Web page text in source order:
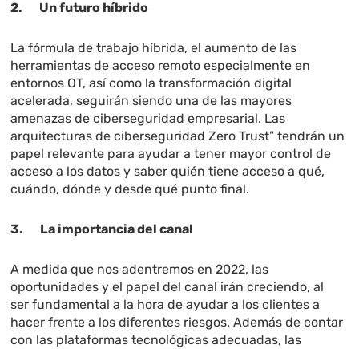
2. Un futuro híbrido
La fórmula de trabajo híbrida, el aumento de las
herramientas de acceso remoto especialmente en
entornos OT, así como la transformación digital
acelerada, seguirán siendo una de las mayores
amenazas de ciberseguridad empresarial. Las
arquitecturas de ciberseguridad Zero Trust” tendrán un
papel relevante para ayudar a tener mayor control de
acceso a los datos y saber quién tiene acceso a qué,
cuándo, dónde y desde qué punto final.
3. La importancia del canal
A medida que nos adentremos en 2022, las
oportunidades y el papel del canal irán creciendo, al
ser fundamental a la hora de ayudar a los clientes a
hacer frente a los diferentes riesgos. Además de contar
con las plataformas tecnológicas adecuadas, las